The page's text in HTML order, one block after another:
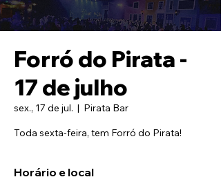
Forró do Pirata -
17 de julho
sex., 17 de jul.
  |
Pirata Bar
Toda sexta-feira, tem Forró do Pirata!
Horário e local